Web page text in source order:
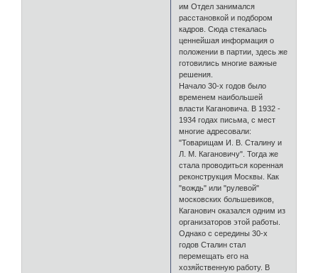
им Отдел занимался
расстановкой и подбором
кадров. Сюда стекалась
ценнейшая информация о
положении в партии, здесь же
готовились многие важные
решения.
Начало 30-х годов было
временем наибольшей
власти Кагановича. В 1932 -
1934 годах письма, с мест
многие адресовали:
"Товарищам И. В. Сталину и
Л. М. Кагановичу". Тогда же
стала проводиться коренная
реконструкция Москвы. Как
"вождь" или "рулевой"
московских большевиков,
Каганович оказался одним из
организаторов этой работы.
Однако с середины 30-х
годов Сталин стал
перемещать его на
хозяйственную работу. В